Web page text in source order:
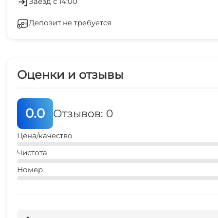
5 мин
Беседка
Депозит не требуется
Оценки и отзывы
0.0 Отзывов: 0
Цена/качество
Чистота
Номер